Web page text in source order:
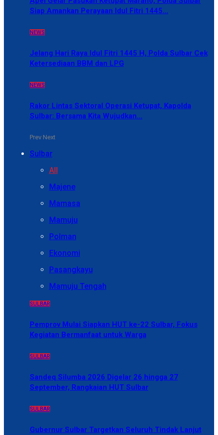
Siap Amankan Perayaan Idul Fitri 1445…
NEWS
Jelang Hari Raya Idul Fitri 1445 H, Polda Sulbar Cek
Ketersediaan BBM dan LPG
NEWS
Rakor Lintas Sektoral Operasi Ketupat, Kapolda
Sulbar: Bersama Kita Wujudkan…
Prev Next
Sulbar
All
Majene
Mamasa
Mamuju
Polman
Ekonomi
Pasangkayu
Mamuju Tengah
SULBAR
Pemprov Mulai Siapkan HUT ke-22 Sulbar, Fokus
Kegiatan Bermanfaat untuk Warga
SULBAR
Sandeq Silumba 2026 Digelar 26 hingga 27
September, Rangkaian HUT Sulbar
SULBAR
Gubernur Sulbar Targetkan Seluruh Tindak Lanjut